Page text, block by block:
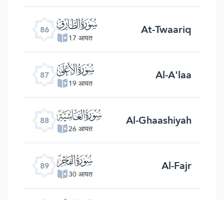
86 ﰃ
17 आयत At-Twaariq
87 ﰄ
19 आयत Al-A'laa
88 ﰅ
26 आयत Al-Ghaashiyah
89 ﰆ
30 आयत Al-Fajr